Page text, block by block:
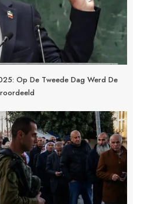
Op De Tweede Dag Werd De